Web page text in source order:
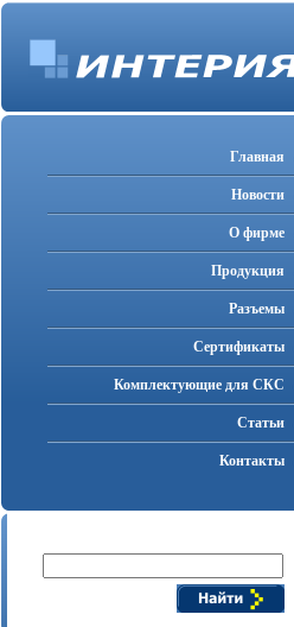
Главная
Новости
О фирме
Продукция
Разъемы
Cертификаты
Комплектующие для СКС
Статьи
Контакты